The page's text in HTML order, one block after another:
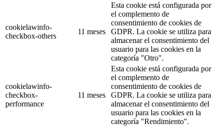
cookielawinfo-
checkbox-others
11 meses
Esta cookie está configurada por
el complemento de
consentimiento de cookies de
GDPR. La cookie se utiliza para
almacenar el consentimiento del
usuario para las cookies en la
categoría "Otro".
cookielawinfo-
checkbox-
performance
11 meses
Esta cookie está configurada por
el complemento de
consentimiento de cookies de
GDPR. La cookie se utiliza para
almacenar el consentimiento del
usuario para las cookies en la
categoría "Rendimiento".